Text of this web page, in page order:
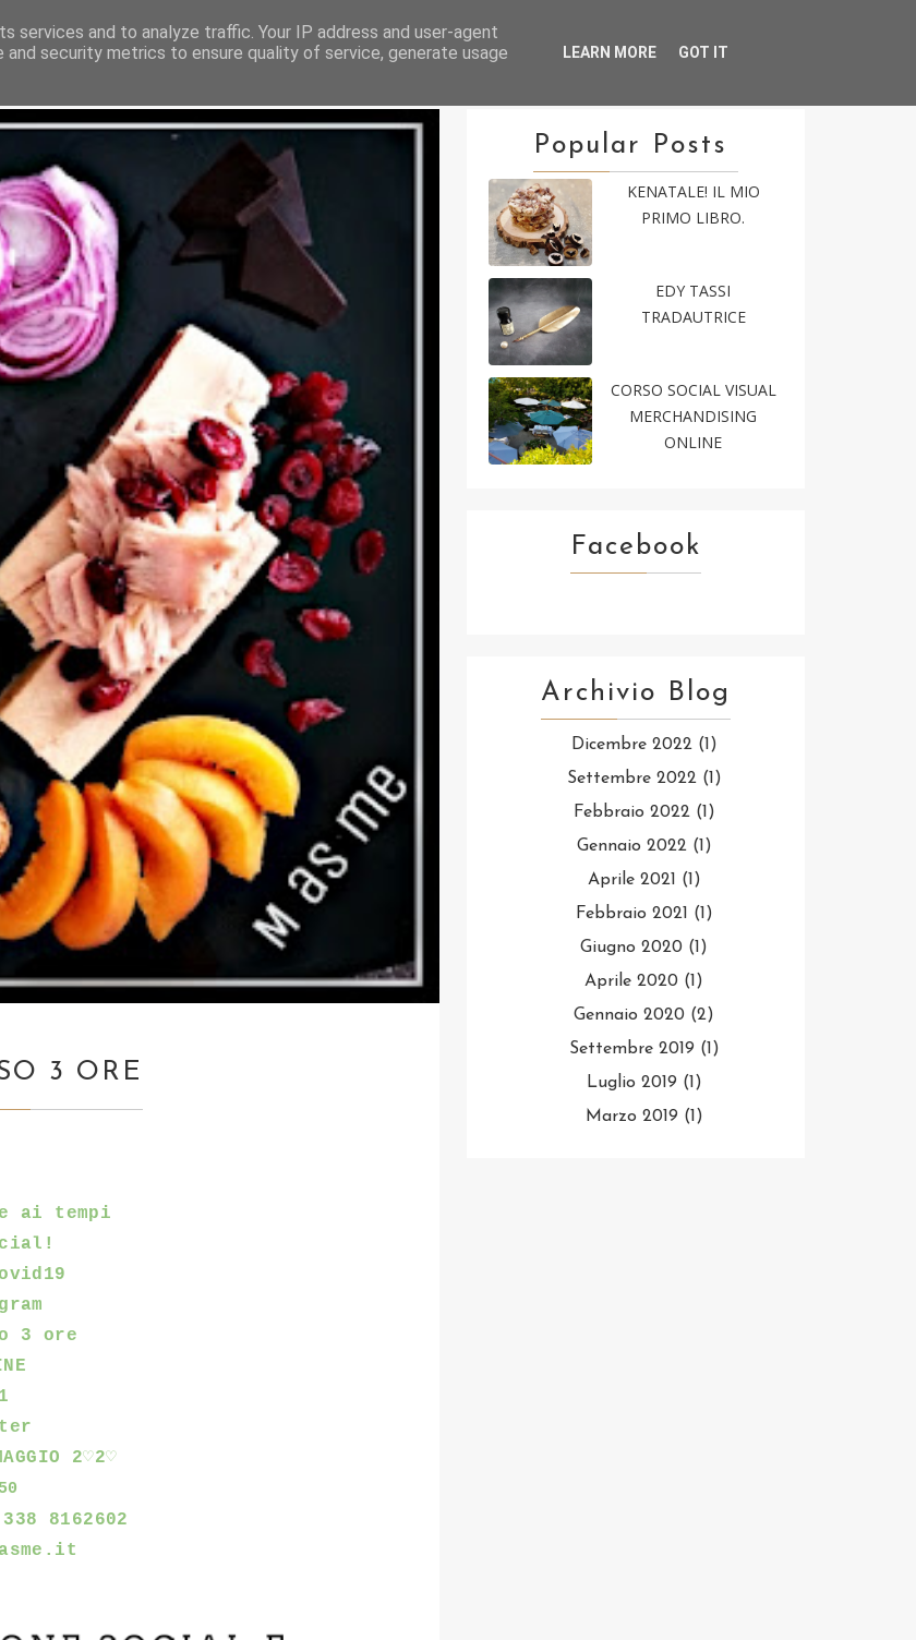
Home About Services Blog Collaborazioni Contact
3 ORE
ai tempi
3 ore
2♡2♡
8162602
Popular Posts
KENATALE! IL MIO
PRIMO LIBRO.
EDY TASSI
TRADAUTRICE
CORSO SOCIAL VISUAL
MERCHANDISING
ONLINE
Facebook
Archivio Blog
Dicembre 2022(1)
Settembre 2022(1)
Febbraio 2022(1)
Gennaio 2022(1)
Aprile 2021 (1)
Febbraio 2021 (1)
Giugno 2020 (1)
Aprile 2020 (1)
Gennaio 2020 (2)
Settembre 2019 (1)
Luglio 2019 (1)
Marzo 2019 (1)
services and to analyze traffic. Your IP address and user-agent
security metrics to ensure quality of service, generate usage
LEARN MORE GOT IT